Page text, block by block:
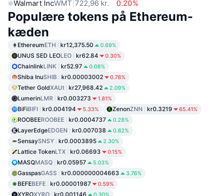
Walmart IncWMT 722,96 kr. 0.20%
Populære tokens på Ethereum-
kæden
EthereumETH kr12,375.50 0.69%
UNUS SED LEOLEO kr62.84 0.30%
ChainlinkLINK kr52.97 0.08%
Shiba InuSHIB kr0.00003002 0.78%
Tether GoldXAUt kr27,968.42 2.09%
LumerinLMR kr0.003273 1.81%
BiFiBIFI kr0.004194 5.33% ZenonZNN kr0.3219 65.41%
ROOBEEROOBEE kr0.0004737 0.28%
LayerEdgeEDGEN kr0.007038 0.82%
SensaySNSY kr0.0003895 2.30%
Lattice TokenLTX kr0.06693 0.15%
MASQMASQ kr0.05957 5.03%
GasspasGASS kr0.000000004663 3.76%
BEFEBEFE kr0.00001987 0.59%
XYROXYRO kr0.001146